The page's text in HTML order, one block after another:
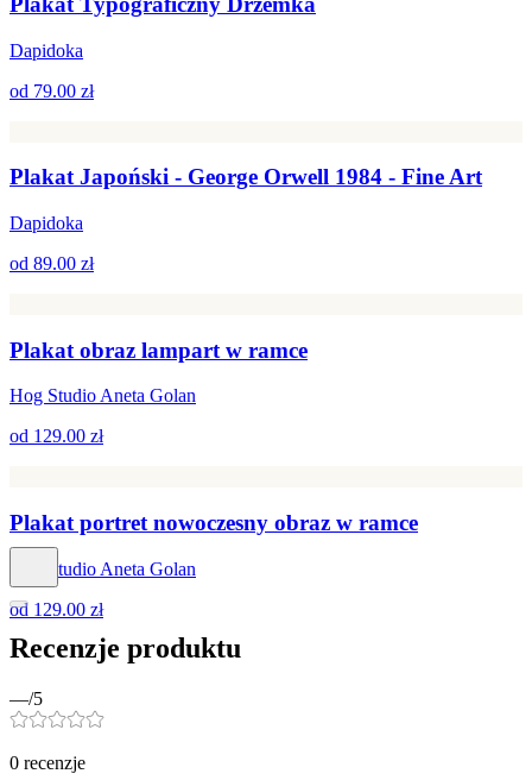
Dapidoka
od 79.00 zł
Plakat Japoński - George Orwell 1984 - Fine Art
Dapidoka
od 89.00 zł
Plakat obraz lampart w ramce
Hog Studio Aneta Golan
od 129.00 zł
Plakat portret nowoczesny obraz w ramce
Hog Studio Aneta Golan
od 129.00 zł
Recenzje produktu
—/5
0 recenzje